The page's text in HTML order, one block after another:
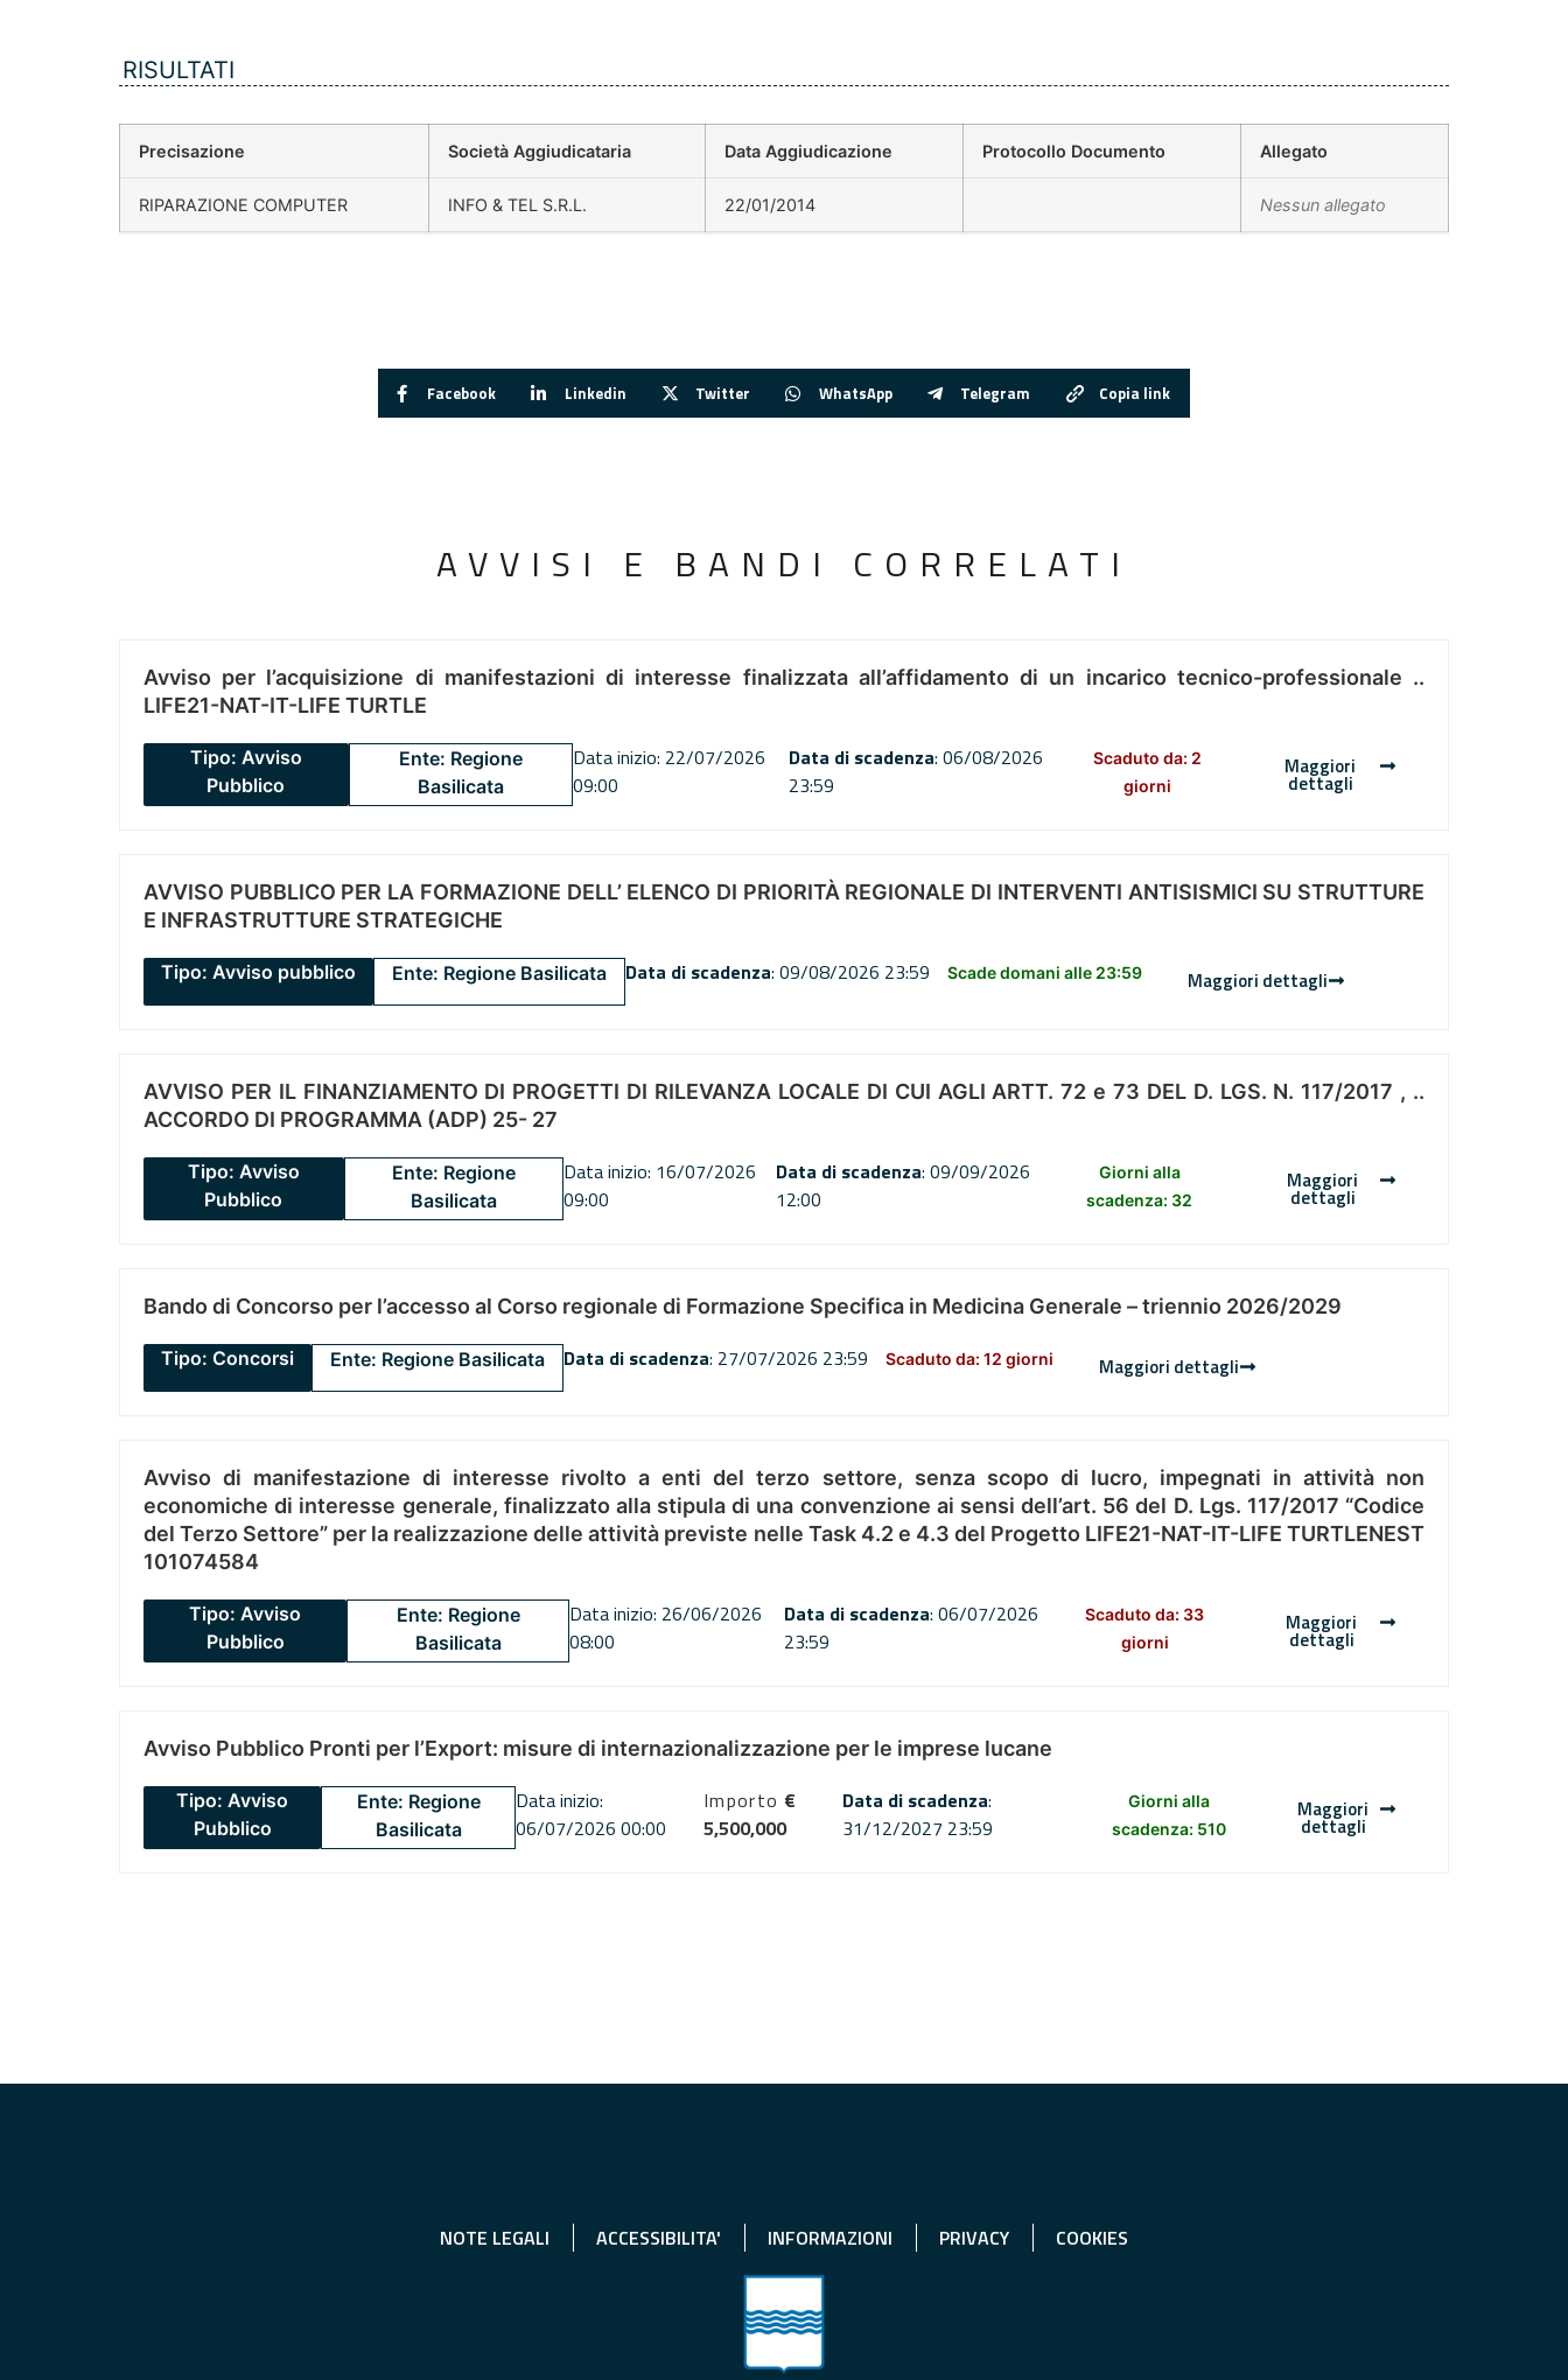
RISULTATI
Precisazione Società Aggiudicataria Data Aggiudicazione Protocollo Documento Allegato
RIPARAZIONE COMPUTER INFO & TEL S.R.L. 22/01/2014 Nessun allegato
Facebook Linkedin Twitter WhatsApp Telegram Copia link
AVVISI E BANDI CORRELATI
Avviso per l’acquisizione di manifestazioni di interesse finalizzata all’affidamento di un incarico tecnico-professionale ..
LIFE21-NAT-IT-LIFE TURTLE
Tipo: Avviso
Pubblico
Ente: Regione
Basilicata
Data inizio: 22/07/2026
09:00
Data di scadenza: 06/08/2026
23:59
Scaduto da: 2
giorni
Maggiori
dettagli
AVVISO PUBBLICO PER LA FORMAZIONE DELL’ ELENCO DI PRIORITÀ REGIONALE DI INTERVENTI ANTISISMICI SU STRUTTURE
E INFRASTRUTTURE STRATEGICHE
Tipo: Avviso pubblico Ente: Regione Basilicata Data di scadenza: 09/08/2026 23:59 Scade domani alle 23:59 Maggiori dettagli
AVVISO PER IL FINANZIAMENTO DI PROGETTI DI RILEVANZA LOCALE DI CUI AGLI ARTT. 72 e 73 DEL D. LGS. N. 117/2017 , ..
ACCORDO DI PROGRAMMA (ADP) 25- 27
Tipo: Avviso
Pubblico
Ente: Regione
Basilicata
Data inizio: 16/07/2026
09:00
Data di scadenza: 09/09/2026
12:00
Giorni alla
scadenza: 32
Maggiori
dettagli
Bando di Concorso per l’accesso al Corso regionale di Formazione Specifica in Medicina Generale – triennio 2026/2029
Tipo: Concorsi Ente: Regione Basilicata Data di scadenza: 27/07/2026 23:59 Scaduto da: 12 giorni Maggiori dettagli
Avviso di manifestazione di interesse rivolto a enti del terzo settore, senza scopo di lucro, impegnati in attività non
economiche di interesse generale, finalizzato alla stipula di una convenzione ai sensi dell’art. 56 del D. Lgs. 117/2017 “Codice
del Terzo Settore” per la realizzazione delle attività previste nelle Task 4.2 e 4.3 del Progetto LIFE21-NAT-IT-LIFE TURTLENEST
101074584
Tipo: Avviso
Pubblico
Ente: Regione
Basilicata
Data inizio: 26/06/2026
08:00
Data di scadenza: 06/07/2026
23:59
Scaduto da: 33
giorni
Maggiori
dettagli
Avviso Pubblico Pronti per l’Export: misure di internazionalizzazione per le imprese lucane
Tipo: Avviso
Pubblico
Ente: Regione
Basilicata
Data inizio:
06/07/2026 00:00
Importo €
5,500,000
Data di scadenza:
31/12/2027 23:59
Giorni alla
scadenza: 510
Maggiori
dettagli
NOTE LEGALI ACCESSIBILITA' INFORMAZIONI PRIVACY COOKIES